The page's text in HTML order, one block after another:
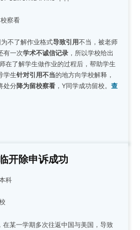
察看
不了解作业格式导致引用不当，被老师
有一次学术不诚信记录 ，所以学校给出
在了解学生做作业的过程后，帮助学生
学生针对引用不当的地方向学校解释，
处分 降为留校察看 ，Y同学成功留校。 查
开除申诉成功
科
，在某一学期多次往返中国与美国，导致